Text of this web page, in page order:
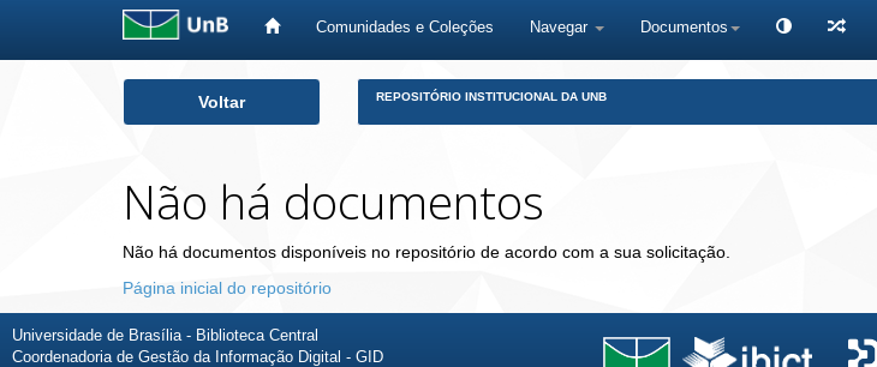
Comunidades e Coleções Navegar Documentos
Voltar REPOSITÓRIO INSTITUCIONAL DA UNB
Não há documentos
Não há documentos disponíveis no repositório de acordo com a sua solicitação.
Página inicial do repositório
Universidade de Brasília - Biblioteca Central
Coordenadoria de Gestão da Informação Digital - GID